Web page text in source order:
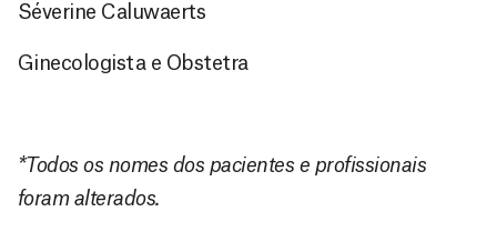
Séverine Caluwaerts
Ginecologista e Obstetra
*Todos os nomes dos pacientes e profissionais
foram alterados.